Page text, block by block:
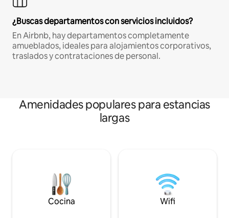
¿Buscas departamentos con servicios incluidos?
En Airbnb, hay departamentos completamente
amueblados, ideales para alojamientos corporativos,
traslados y contrataciones de personal.
Amenidades populares para estancias
largas
Cocina Wifi